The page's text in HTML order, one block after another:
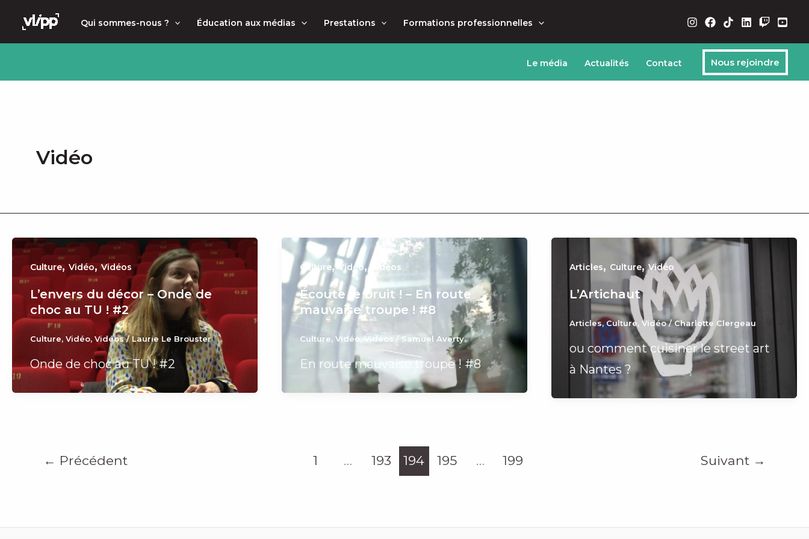
principal
Qui sommes-nous ? Éducation aux médias Prestations Formations professionnelles
Le média Actualités Contact Nous rejoindre
Vidéo
Culture, Vidéo,Vidéos
L’envers du décor – Onde de
choc au TU ! #2
Culture, Vidéo, Vidéos/Laurie Le Brouster
Onde de choc au TU ! #2
Culture,Vidéo, Vidéos
Écoute le bruit ! – En route
mauvaise troupe ! #8
Culture, Vidéo,Vidéos / Samuel Averty
En route mauvaise troupe ! #8
Articles, Culture,Vidéo
L’Artichaut
Articles,Culture, Vidéo/Charlotte Clergeau
ou comment cuisiner le street art
à Nantes ?
← Précédent 1 … 193 194 195 … 199 Suivant →